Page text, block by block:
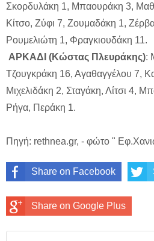
Σκορδυλάκη 1, Μπαουράκη 3,
Κίτσο, Ζύφι 7, Ζουμαδάκη 1,
Ρουμελιώτη 1, Φραγκιουδάκη 11.
ΑΡΚΑΔΙ (Κώστας Πλευράκης):
Τζουγκράκη 16, Αγαθαγγέλου 7,
Μιχελιδάκη 2, Σταγάκη, Λίτσι 4,
Ρήγα, Περάκη 1.
Πηγή: rethnea.gr, - φώτο "
Share on Facebook
Share on Google Plus